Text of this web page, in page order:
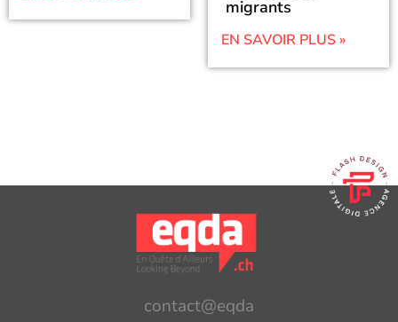
migrants
EN SAVOIR PLUS »
contact@eqda